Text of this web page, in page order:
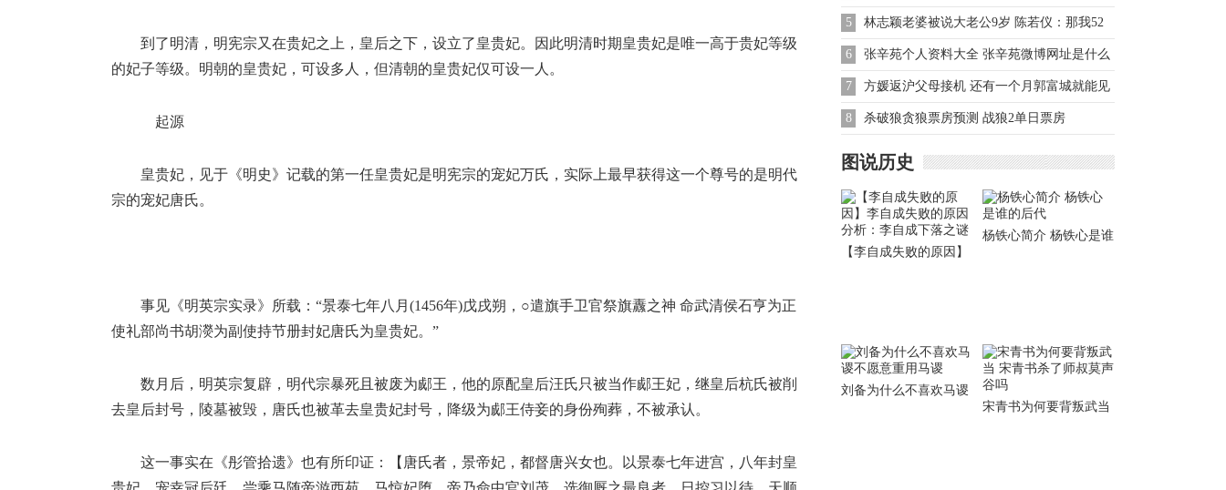
到了明清，明宪宗又在贵妃之上，皇后之下，设立了皇贵妃。因此明清时期皇贵妃是唯一高于贵妃等级
的妃子等级。明朝的皇贵妃，可设多人，但清朝的皇贵妃仅可设一人。
起源
皇贵妃，见于《明史》记载的第一任皇贵妃是明宪宗的宠妃万氏，实际上最早获得这一个尊号的是明代
宗的宠妃唐氏。
事见《明英宗实录》所载：“景泰七年八月(1456年)戊戌朔，○遣旗手卫官祭旗纛之神 命武清侯石亨为正
使礼部尚书胡濙为副使持节册封妃唐氏为皇贵妃。”
数月后，明英宗复辟，明代宗暴死且被废为郕王，他的原配皇后汪氏只被当作郕王妃，继皇后杭氏被削
去皇后封号，陵墓被毁，唐氏也被革去皇贵妃封号，降级为郕王侍妾的身份殉葬，不被承认。
这一事实在《彤管拾遗》也有所印证：【唐氏者，景帝妃，都督唐兴女也。以景泰七年进宫，八年封皇
5 林志颖老婆被说大老公9岁 陈若仪：那我52
岁了！
6 张辛苑个人资料大全 张辛苑微博网址是什么
7 方媛返沪父母接机 还有一个月郭富城就能见
到小baby了
8 杀破狼贪狼票房预测 战狼2单日票房
图说历史
【李自成失败的原因】
杨铁心简介 杨铁心是谁
刘备为什么不喜欢马谡
宋青书为何要背叛武当